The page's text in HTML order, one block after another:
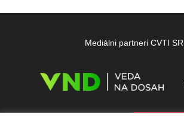
Mediálni partneri CVTI SR